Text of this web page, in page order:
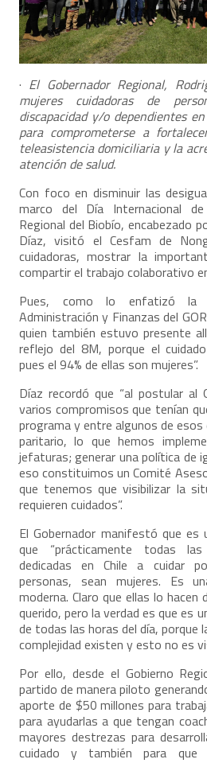
· El Gobernador Regional,
mujeres cuidadoras de
discapacidad y/o dependientes
para comprometerse a
teleasistencia domiciliaria y la
atención de salud.
Con foco en disminuir las
marco del Día Internacional
Regional del Biobío, encabezado
Díaz, visitó el Cesfam de
cuidadoras, mostrar la
compartir el trabajo colaborativo
Pues, como lo enfatizó la
Administración y Finanzas del
quien también estuvo presente
reflejo del 8M, porque el
pues el 94% de ellas son mujeres”.
Díaz recordó que “al postular al
varios compromisos que tenían
programa y entre algunos de
paritario, lo que hemos
jefaturas; generar una política de
eso constituimos un Comité
que tenemos que visibilizar la
requieren cuidados”.
El Gobernador manifestó que es
que “prácticamente todas
dedicadas en Chile a cuidar
personas, sean mujeres. Es
moderna. Claro que ellas lo
querido, pero la verdad es que es
de todas las horas del día, porque
complejidad existen y esto no es
Por ello, desde el Gobierno
partido de manera piloto
aporte de $50 millones para
para ayudarlas a que tengan
mayores destrezas para
cuidado y también para que